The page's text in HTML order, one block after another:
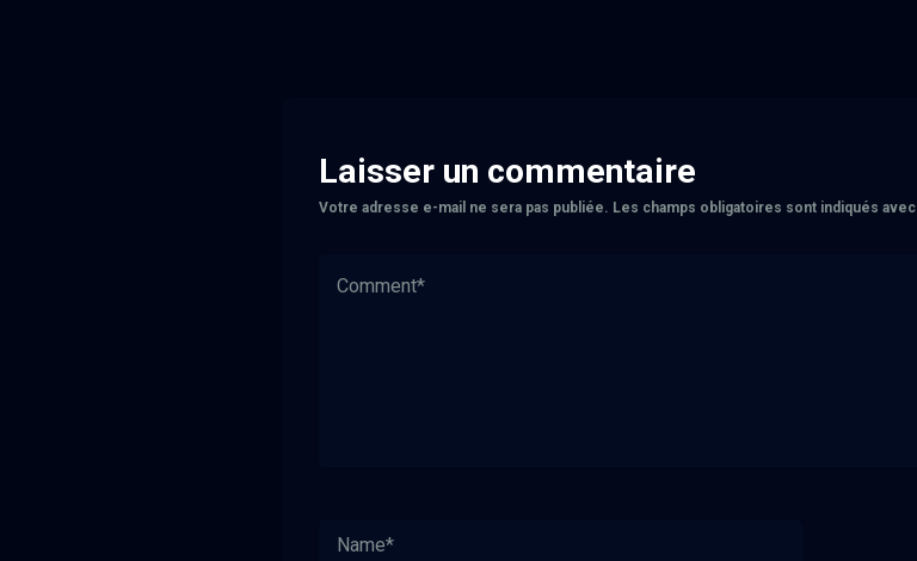
Laisser un commentaire
Votre adresse e-mail ne sera pas publiée. Les champs obligatoires sont indiqués avec